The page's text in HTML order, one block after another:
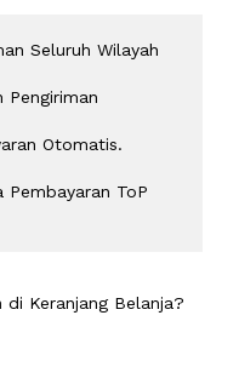
Seluruh Wilayah
Pengiriman
Otomatis.
Pembayaran ToP
di Keranjang Belanja?